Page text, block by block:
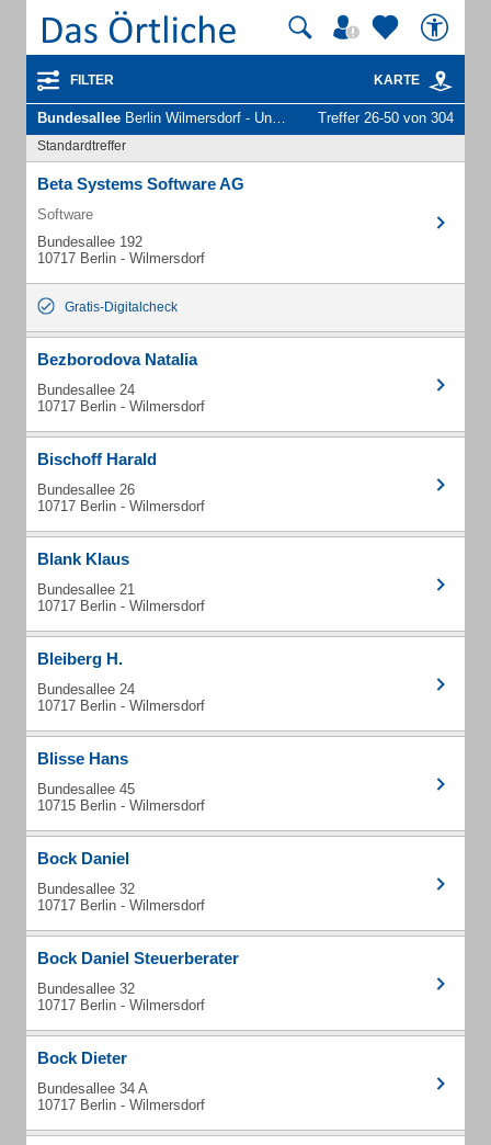
FILTER KARTE
Bundesallee Berlin Wilmersdorf - Unternehmen und Personen Treffer 26-50 von 304
Standardtreffer
Beta Systems Software AG
Software
Bundesallee 192
10717 Berlin - Wilmersdorf
Gratis-Digitalcheck
Bezborodova Natalia
Bundesallee 24
10717 Berlin - Wilmersdorf
Bischoff Harald
Bundesallee 26
10717 Berlin - Wilmersdorf
Blank Klaus
Bundesallee 21
10717 Berlin - Wilmersdorf
Bleiberg H.
Bundesallee 24
10717 Berlin - Wilmersdorf
Blisse Hans
Bundesallee 45
10715 Berlin - Wilmersdorf
Bock Daniel
Bundesallee 32
10717 Berlin - Wilmersdorf
Bock Daniel Steuerberater
Bundesallee 32
10717 Berlin - Wilmersdorf
Bock Dieter
Bundesallee 34 A
10717 Berlin - Wilmersdorf